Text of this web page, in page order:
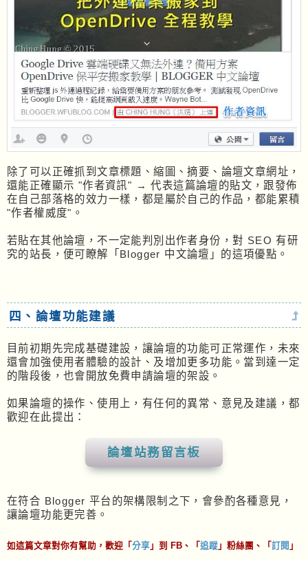
除了可以正確抓到文章標題、縮圖、摘要、論壇文章網址，
還能正確顯示 "作者資訊" → 代表這篇論壇的貼文，跟發佈
在自己部落格的效力一樣，都是屬於自己的作品，都能累積
"作者權威度"。
若貼在其他論壇，不一定能判別出作者身份，對 SEO 有研
究的站長，便可瞭解「Blogger 中文論壇」的這項優點。
四、論壇功能建議
目前初期先完成基礎建設，讓論壇的功能可正常運作，未來
還會加強使用者體驗的設計、及增加更多功能。當到達一定
的階段後，也會開放免費申請論壇的架設。
如果論壇的操作、使用上，有任何的異常、意見及建議，都
歡迎在此提出：
論壇站務留言板
在符合 Blogger 平台的架構限制之下，會參酌各種意見，
讓論壇功能更完善。
如這篇文章對你有幫助，歡迎「 分享 」到 FB、「 追蹤 」粉絲團、「 訂閱 」